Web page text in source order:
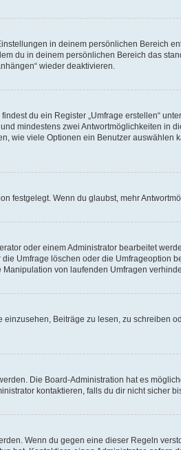
in deinem persönlichen Bereich
du in deinem persönlichen Bereich das
wieder deaktivieren.
du ein Register „Umfrage erstellen“
mindestens zwei Antwortmöglichkeiten
wie viele Optionen ein Benutzer
festgelegt. Wenn du glaubst, mehr
oder einem Administrator bearbeitet
Umfrage löschen oder die
von laufenden Umfragen
Beiträge zu lesen, zu
Die Board-Administration hat es
kontaktieren, falls du dir nicht sicher
Wenn du gegen eine dieser Regeln